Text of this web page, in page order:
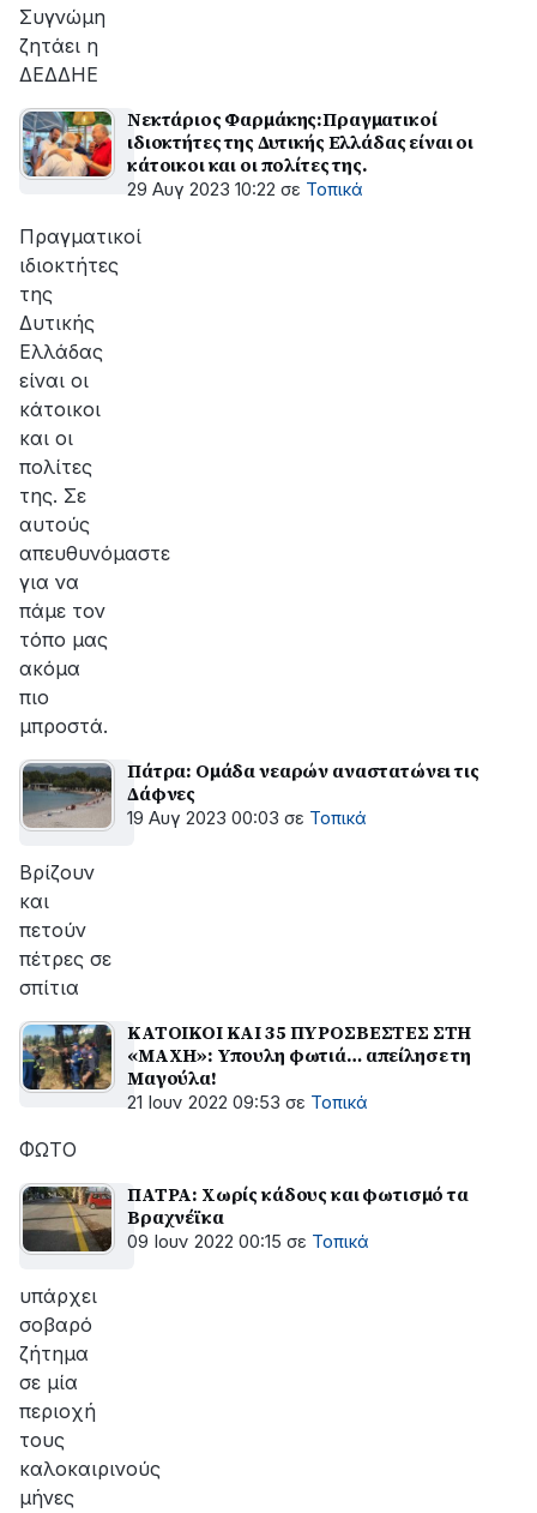
Συγνώμη
ζητάει η
ΔΕΔΔΗΕ
Νεκτάριος Φαρμάκης:Πραγματικοί
ιδιοκτήτες της Δυτικής Ελλάδας είναι οι
κάτοικοι και οι πολίτες της.
29 Αυγ 2023 10:22 σε Τοπικά
Πραγματικοί
ιδιοκτήτες
της
Δυτικής
Ελλάδας
είναι οι
κάτοικοι
και οι
πολίτες
της. Σε
αυτούς
απευθυνόμαστε
για να
πάμε τον
τόπο μας
ακόμα
πιο
μπροστά.
Πάτρα: Ομάδα νεαρών αναστατώνει τις
Δάφνες
19 Αυγ 2023 00:03 σε Τοπικά
Βρίζουν
και
πετούν
πέτρες σε
σπίτια
ΚΑΤΟΙΚΟΙ ΚΑΙ 35 ΠΥΡΟΣΒΕΣΤΕΣ ΣΤΗ
«ΜΑΧΗ»: Υπουλη φωτιά… απείλησε τη
Μαγούλα!
21 Ιουν 2022 09:53 σε Τοπικά
ΦΩΤΟ
ΠΑΤΡΑ: Χωρίς κάδους και φωτισμό τα
Βραχνέϊκα
09 Ιουν 2022 00:15 σε Τοπικά
υπάρχει
σοβαρό
ζήτημα
σε μία
περιοχή
τους
καλοκαιρινούς
μήνες